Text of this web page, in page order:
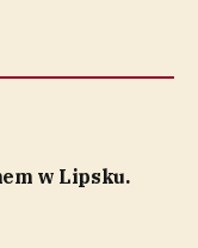
w Lipsku.